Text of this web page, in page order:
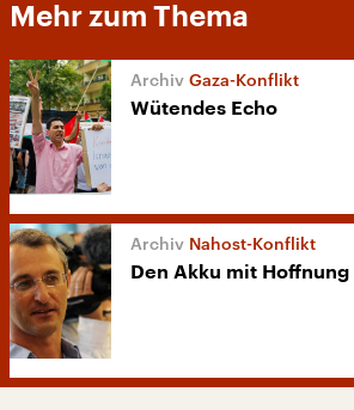
Mehr zum Thema
Gaza-Konflikt
Wütendes Echo
Nahost-Konflikt
Den Akku mit